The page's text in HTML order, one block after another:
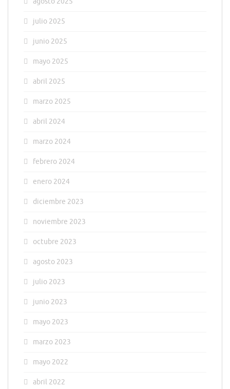
julio 2025
junio 2025
mayo 2025
abril 2025
marzo 2025
abril 2024
marzo 2024
febrero 2024
enero 2024
diciembre 2023
noviembre 2023
octubre 2023
agosto 2023
julio 2023
junio 2023
mayo 2023
marzo 2023
mayo 2022
abril 2022